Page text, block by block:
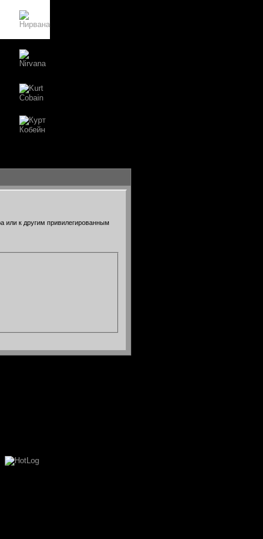
или к другим привилегированным